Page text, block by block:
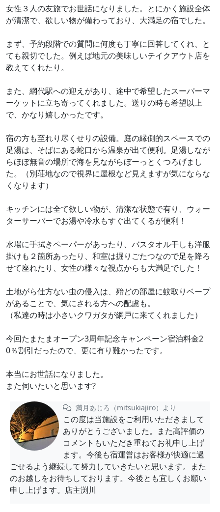
女性３人の友旅でお世話になりました。とにかく施設全体
が清潔で、欲しい物が備わっており、大満足の宿でした。
まず、予約段階での質問に何度も丁寧に回答してくれ、と
ても親切でした。例えば地元の美味しいテイクアウト店を
教えてくれたり。
また、網代駅への迎えがあり、途中で希望したスーパーマ
ーケットに立ち寄ってくれました。送りの時も希望以上
で、かなり嬉しかったです。
宿の方も至れり尽くせりの設備。庭の縁側的スペースでの
足湯は、そばにある蛇口から温泉が出て便利。足湯しなが
らほぼ無音の場所で海を見ながらぼーっとくつろげまし
た。（別荘地なので視界に屋根など見えますが気にならな
くなります）
キッチンには全て欲しい物が、清潔な状態で有り、ウォー
ターサーバーでお湯や冷水もすぐ出てくるが便利！
水場に手拭きペーパーがあったり、バスタオル干しも洋服
掛けも２箇所あったり、和室は掘りごたつなので足を降ろ
せて座れたり、女性の様々な視点からも大満足でした！
土地がら仕方ない虫の侵入は、殆どの部屋に蚊取りベープ
があることで、気にされる方への配慮も。
（私達の時は小さいクワガタが網戸に来てくれました）
今回たまたまオープン3周年記念キャンペーン宿泊料金2
0％割引だったので、更に有り難かったです。
本当にお世話になりました。
また伺いたいと思います?
満月あじろ（mitsukiajiro）より
この度は当施設をご利用いただきまして
ありがとうございました。また高評価の
コメントもいただき重ねてお礼申し上げ
ます。今後も宿運営はお客様が快適に過
ごせるよう継続して努力していきたいと思います。また
のお越しをお待ちしております。今後とも宜しくお願い
申し上げます。店主渕川